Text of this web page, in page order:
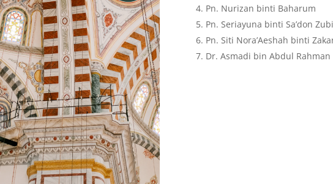
Pn. Nurizan binti Baharum
Pn. Seriayuna binti Sa’don
Pn. Siti Nora’Aeshah binti
Dr. Asmadi bin Abdul Rahman